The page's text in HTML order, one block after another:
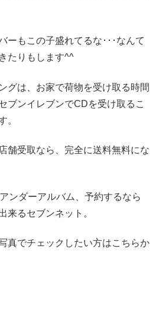
ーもこの子盛れてるな･･･なんて
たりもします^^
グは、お家で荷物を受け取る時間
ブンイレブンでCDを受け取るこ
。
舗受取なら、完全に送料無料にな
ンダーアルバム、予約するなら
来るセブンネット。
真でチェックしたい方はこちらか